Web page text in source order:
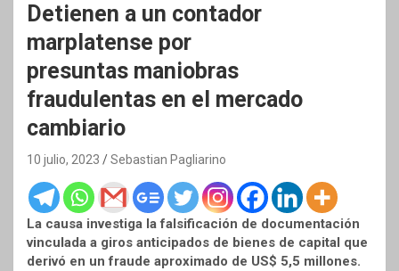
Detienen a un contador
marplatense por
presuntas maniobras
fraudulentas en el mercado
cambiario
10 julio, 2023 Sebastian Pagliarino
La causa investiga la falsificación de documentación
vinculada a giros anticipados de bienes de capital que
derivó en un fraude aproximado de US$ 5,5 millones.